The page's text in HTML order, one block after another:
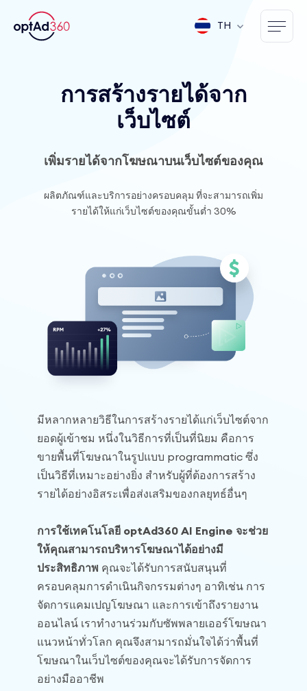
TH
การสร้างรายได้จาก
เว็บไซต์
เพิ่มรายได้จากโฆษณาบนเว็บไซต์ของคุณ
ผลิตภัณฑ์และบริการอย่างครอบคลุม ที่จะสามารถเพิ่ม
รายได้ให้แก่เว็บไซต์ของคุณขั้นต่ำ 30%
มีหลากหลายวิธีในการสร้างรายได้แก่เว็บไซต์จาก
ยอดผู้เข้าชม หนึ่งในวิธีการที่เป็นที่นิยม คือการ
ขายพื้นที่โฆษณาในรูปแบบ programmatic ซึ่ง
เป็นวิธีที่เหมาะอย่างยิ่ง สำหรับผู้ที่ต้องการสร้าง
รายได้อย่างอิสระเพื่อส่งเสริมของกลยุทธ์อื่นๆ
การใช้เทคโนโลยี optAd360 AI Engine จะช่วย
ให้คุณสามารถบริหารโฆษณาได้อย่างมี
ประสิทธิภาพ คุณจะได้รับการสนับสนุนที่
ครอบคลุมการดำเนินกิจกรรมต่างๆ อาทิเช่น การ
จัดการแคมเปญโฆษณา และการเข้าถึงรายงาน
ออนไลน์ เราทำงานร่วมกับซัพพลายเออร์โฆษณา
แนวหน้าทั่วโลก คุณจึงสามารถมั่นใจได้ว่าพื้นที่
โฆษณาในเว็บไซต์ของคุณจะได้รับการจัดการ
อย่างมืออาชีพ